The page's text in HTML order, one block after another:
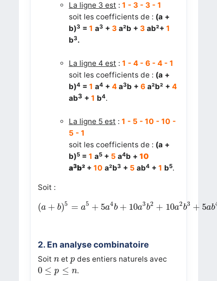
La ligne 3 est : 1 - 3 - 3 - 1
soit les coefficients de : (a +
b)3 = 1 a3 + 3 a²b + 3 ab²+ 1
b3.
La ligne 4 est : 1 - 4 - 6 - 4 - 1
soit les coefficients de : (a +
b)4= 1 a4+ 4 a3b + 6 a²b² + 4
ab3 + 1 b4.
La ligne 5 est : 1 - 5 - 10 - 10 -
5 - 1
soit les coefficients de : (a +
b)5= 1 a5+ 5 a4b + 10
a3b² + 10 a²b3 + 5 ab4+ 1 b5.
Soit :
(a + b)5 = a5 + 5a4b + 10a3b2 + 10a2b3 + 5ab
( b)5 + a4 b+ a3 b2+ 10a2 b3 a b
2. En analyse combinatoire
Soit n
net p
pdes entiers naturels avec
0 ≤ p ≤ n
0 ≤p≤ n .